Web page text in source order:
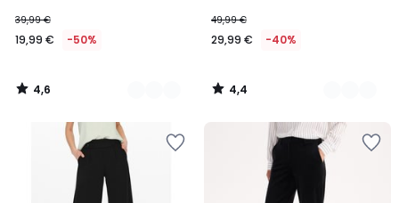
39,99 €
19,99 € -50%
4,6
/
49,99 €
29,99 € -40%
4,4
/